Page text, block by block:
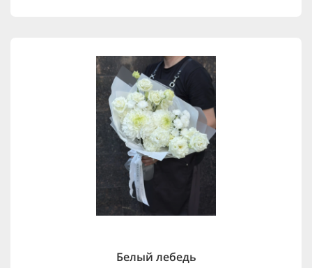
Белый лебедь